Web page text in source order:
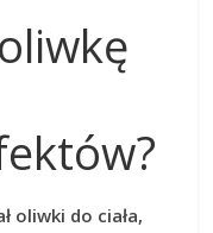
oliwki do ciała,